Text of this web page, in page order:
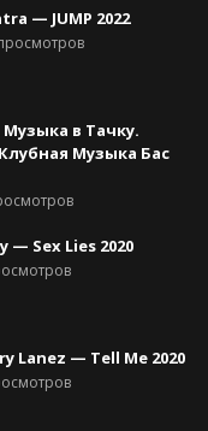
— JUMP 2022
в Тачку.
Музыка Бас
Sex Lies 2020
Lanez — Tell Me 2020